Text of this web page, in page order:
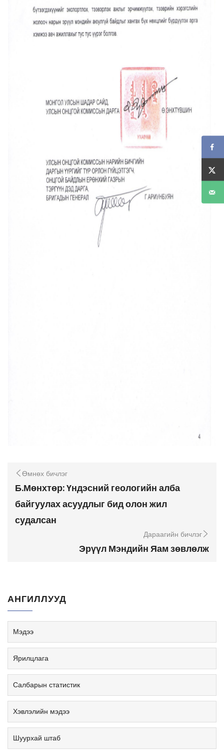
Өмнөх бичлэг
Б.Мөнхтөр: Үндэсний геологийн алба
байгуулах асуудлыг бид олон жил
судалсан
Дараагийн бичлэг
Эрүүл Мэндийн Яам зөвлөлж
АНГИЛЛУУД
Мэдээ
Ярилцлага
Салбарын статистик
Хэвлэлийн мэдээ
Шуурхай штаб